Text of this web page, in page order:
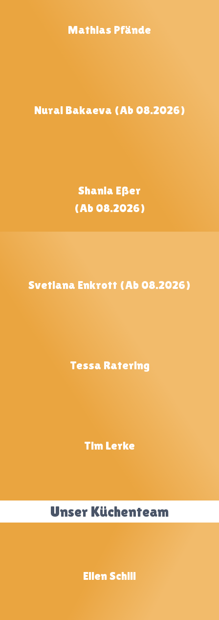
Mathias Pfände
Nurai Bakaeva (ab 08.2026)
Shania Eßer
(Ab 08.2026)
Svetlana Enkrott (ab 08.2026)
Tessa Ratering
Tim Lerke
Unser Küchenteam
Ellen Schill